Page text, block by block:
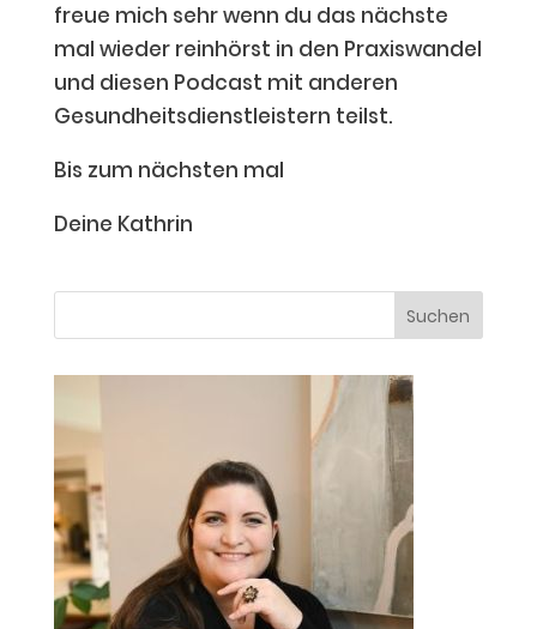
freue mich sehr wenn du das nächste
mal wieder reinhörst in den Praxiswandel
und diesen Podcast mit anderen
Gesundheitsdienstleistern teilst.
Bis zum nächsten mal
Deine Kathrin